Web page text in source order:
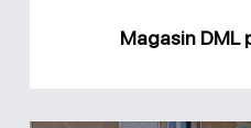
Magasin DML